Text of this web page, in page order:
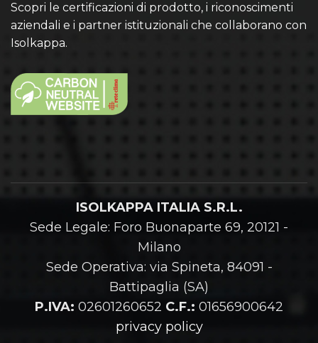
Scopri le certificazioni di prodotto, i riconoscimenti
aziendali e i partner istituzionali che collaborano con
Isolkappa.
ISOLKAPPA ITALIA S.R.L.
Sede Legale: Foro Buonaparte 69, 20121 -
Milano
Sede Operativa: via Spineta, 84091 -
Battipaglia (SA)
P.IVA: 02601260652 C.F.: 01656900642
privacy policy